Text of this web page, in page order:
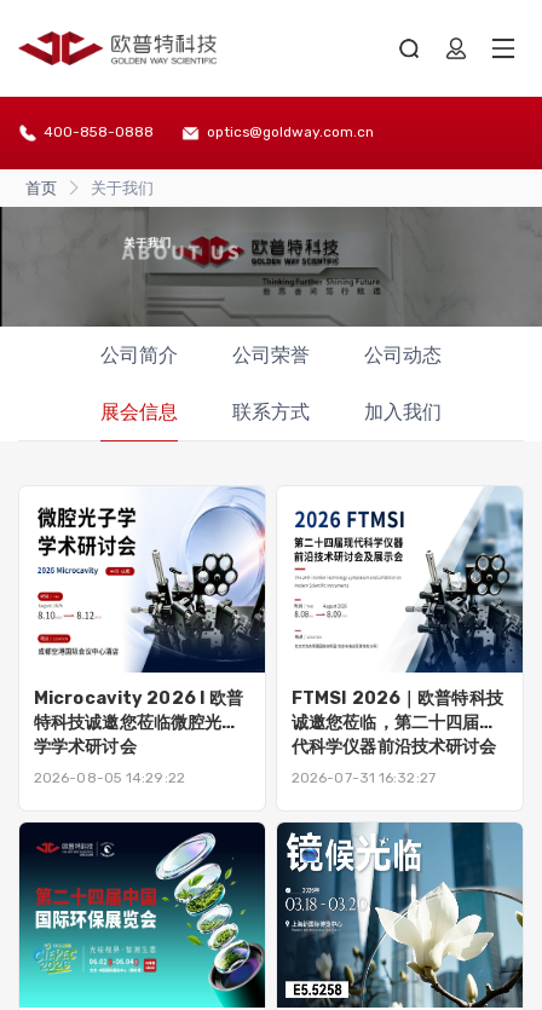
400-858-0888 optics@goldway.com.cn
首页 关于我们
公司简介 公司荣誉 公司动态
展会信息 联系方式 加入我们
Microcavity 2026 I 欧普
特科技诚邀您莅临微腔光子
学学术研讨会
2026-08-05 14:29:22
FTMSI 2026｜欧普特科技
诚邀您莅临，第二十四届现
代科学仪器前沿技术研讨会
及展示会
2026-07-31 16:32:27